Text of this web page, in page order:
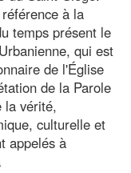
à la
temps présent le
qui est
de l'Église
de la Parole
la vérité,
culturelle et
appelés à